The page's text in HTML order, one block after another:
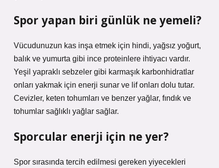
Spor yapan biri günlük ne yemeli?
Vücudunuzun kas inşa etmek için hindi, yağsız yoğurt,
balık ve yumurta gibi ince proteinlere ihtiyacı vardır.
Yeşil yapraklı sebzeler gibi karmaşık karbonhidratlar
onları yakmak için enerji sunar ve lif onları dolu tutar.
Cevizler, keten tohumları ve benzer yağlar, fındık ve
tohumlar sağlıklı yağlar sağlar.
Sporcular enerji için ne yer?
Spor sırasında tercih edilmesi gereken yiyecekleri